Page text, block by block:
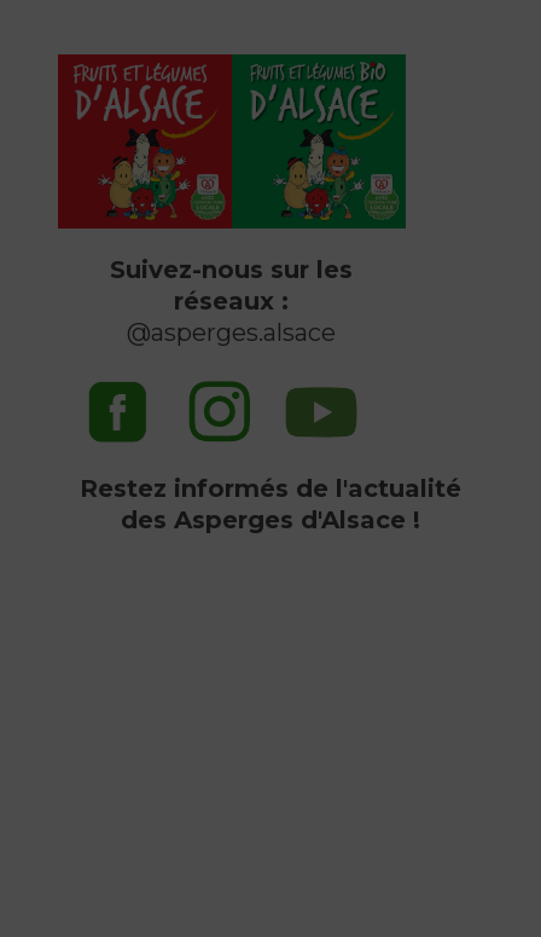
Suivez-nous sur les
réseaux :
@asperges.alsace
Restez informés de l'actualité
des Asperges d'Alsace !